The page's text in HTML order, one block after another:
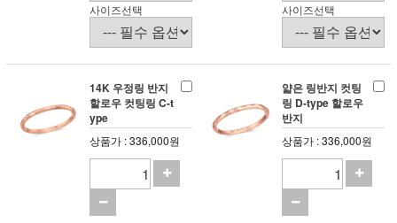
사이즈선택 사이즈선택
14K 우정링 반지
할로우 컷팅링 C-t
ype
상품가 : 336,000원
얇은 링반지 컷팅
링 D-type 할로우
반지
상품가 : 336,000원